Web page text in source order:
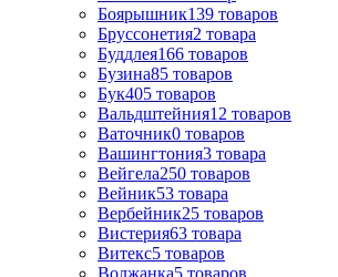
Боярышник139 товаров
Бруссонетия2 товара
Буддлея166 товаров
Бузина85 товаров
Бук405 товаров
Вальдштейния12 товаров
Ваточник0 товаров
Вашингтония3 товара
Вейгела250 товаров
Вейник53 товара
Вербейник25 товаров
Вистерия63 товара
Витекс5 товаров
Волжанка5 товаров